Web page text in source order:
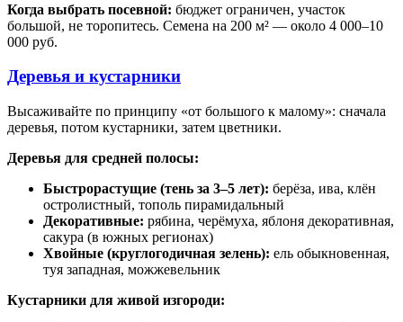
Когда выбрать посевной: бюджет ограничен, участок
большой, не торопитесь. Семена на 200 м² — около 4 000–10
000 руб.
Деревья и кустарники
Высаживайте по принципу «от большого к малому»: сначала
деревья, потом кустарники, затем цветники.
Деревья для средней полосы:
Быстрорастущие (тень за 3–5 лет): берёза, ива, клён
остролистный, тополь пирамидальный
Декоративные: рябина, черёмуха, яблоня декоративная,
сакура (в южных регионах)
Хвойные (круглогодичная зелень): ель обыкновенная,
туя западная, можжевельник
Кустарники для живой изгороди: